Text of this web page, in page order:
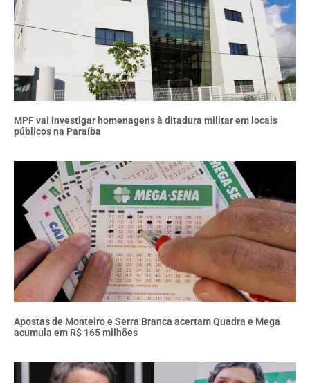
MPF vai investigar homenagens à ditadura militar em locais
públicos na Paraíba
Apostas de Monteiro e Serra Branca acertam Quadra e Mega
acumula em R$ 165 milhões